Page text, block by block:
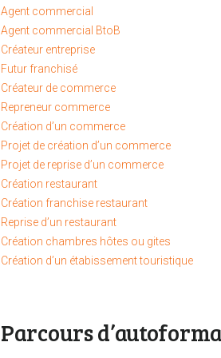
Agent commercial
Agent commercial BtoB
Créateur entreprise
Futur franchisé
Créateur de commerce
Repreneur commerce
Création d’un commerce
Projet de création d’un commerce
Projet de reprise d’un commerce
Création restaurant
Création franchise restaurant
Reprise d’un restaurant
Création chambres hôtes ou gites
Création d’un étabissement touristique
Parcours